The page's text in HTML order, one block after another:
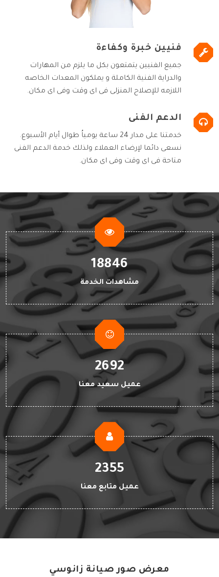
فنيين خبرة وكفاءة
جميع الفنيين يتمتعون بكل ما يلزم من المهارات
والدراية الفنية الكاملة و يملكون المعدات الخاصه
اللازمه للإصلاح المنزلى فى اى وقت وفى اى مكان.
الدعم الفنى
خدمتنا على مدار 24 ساعة يومياُ طوال أيام الأسبوع.
نسعى دائما لإرضاء العملاء ولذلك خدمة الدعم الفنى
متاحة فى اى وقت وفى اى مكان.
18846
مشاهدات الخدمة
2692
عميل سعيد معنا
2355
عميل متابع معنا
معرض صور صيانة زانوسي